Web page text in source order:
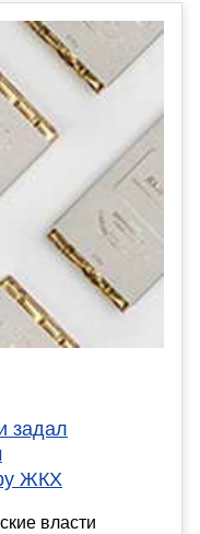
задал
ЖКХ
власти